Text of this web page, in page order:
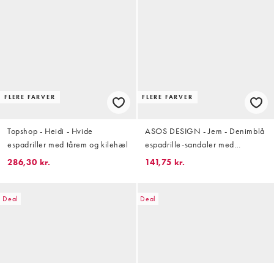
FLERE FARVER
Topshop - Heidi - Hvide
espadriller med tårem og kilehæl
286,30 kr.
FLERE FARVER
ASOS DESIGN - Jem - Denimblå
espadrille-sandaler med
sløjfedetalje
141,75 kr.
Deal Deal